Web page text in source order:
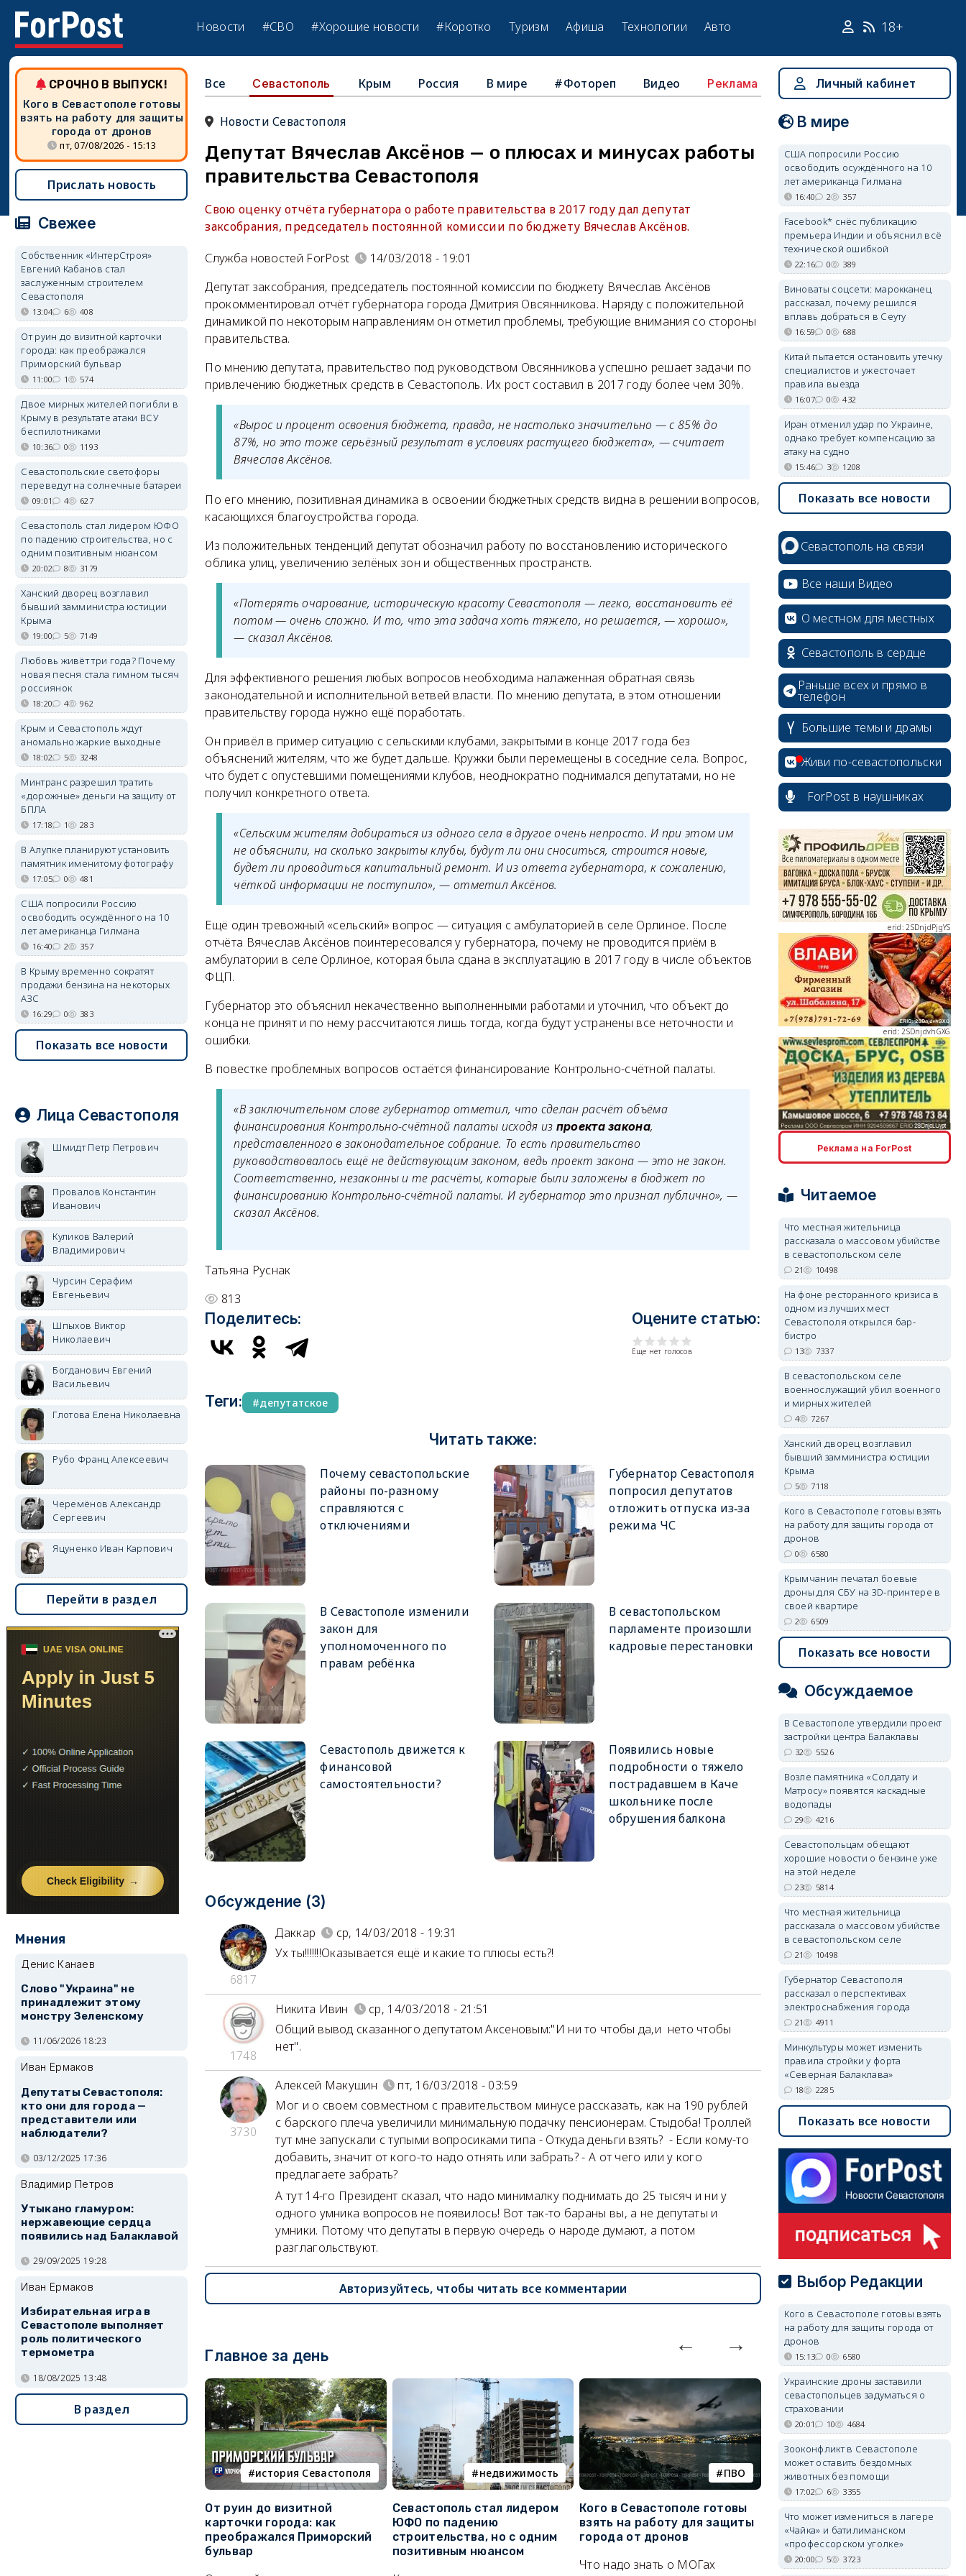
Новости #СВО #Хорошие новости #Коротко Туризм Афиша Технологии Авто 18+
Все Севастополь Крым Россия В мире #Фотореп Видео Реклама
Новости Севастополя
Депутат Вячеслав Аксёнов — о плюсах и минусах работы
правительства Севастополя
Свою оценку отчёта губернатора о работе правительства в 2017 году дал депутат
заксобрания, председатель постоянной комиссии по бюджету Вячеслав Аксёнов.
Служба новостей ForPost
14/03/2018 - 19:01
Депутат заксобрания, председатель постоянной комиссии по бюджету Вячеслав Аксёнов
прокомментировал отчёт губернатора города Дмитрия Овсянникова. Наряду с положительной
динамикой по некоторым направлениям он отметил проблемы, требующие внимания со стороны
правительства.
По мнению депутата, правительство под руководством Овсянникова успешно решает задачи по
привлечению бюджетных средств в Севастополь. Их рост составил в 2017 году более чем 30%.
«Вырос и процент освоения бюджета, правда, не настолько значительно — с 85% до
87%, но это тоже серьёзный результат в условиях растущего бюджета», — считает
Вячеслав Аксёнов.
По его мнению, позитивная динамика в освоении бюджетных средств видна в решении вопросов,
касающихся благоустройства города.
Из положительных тенденций депутат обозначил работу по восстановлению исторического
облика улиц, увеличению зелёных зон и общественных пространств.
«Потерять очарование, историческую красоту Севастополя — легко, восстановить её
потом — очень сложно. И то, что эта задача хоть тяжело, но решается, — хорошо»,
— сказал Аксёнов.
Для эффективного решения любых вопросов необходима налаженная обратная связь
законодательной и исполнительной ветвей власти. По мнению депутата, в этом отношении
правительству города нужно ещё поработать.
Он привёл в пример ситуацию с сельскими клубами, закрытыми в конце 2017 года без
объяснений жителям, что же будет дальше. Кружки были перемещены в соседние села. Вопрос,
что будет с опустевшими помещениями клубов, неоднократно поднимался депутатами, но не
получил конкретного ответа.
«Сельским жителям добираться из одного села в другое очень непросто. И при этом им
не объяснили, на сколько закрыты клубы, будут ли они сноситься, строится новые,
будет ли проводиться капитальный ремонт. И из ответа губернатора, к сожалению,
чёткой информации не поступило», — отметил Аксёнов.
Ещё один тревожный «сельский» вопрос — ситуация с амбулаторией в селе Орлиное. После
отчёта Вячеслав Аксёнов поинтересовался у губернатора, почему не проводится приём в
амбулатории в селе Орлиное, которая была сдана в эксплуатацию в 2017 году в числе объектов
ФЦП.
Губернатор это объяснил некачественно выполненными работами и уточнил, что объект до
конца не принят и по нему рассчитаются лишь тогда, когда будут устранены все неточности и
ошибки.
В повестке проблемных вопросов остаётся финансирование Контрольно-счётной палаты.
«В заключительном слове губернатор отметил, что сделан расчёт объёма
финансирования Контрольно-счётной палаты исходя из проекта закона,
представленного в законодательное собрание. То есть правительство
руководствовалось ещё не действующим законом, ведь проект закона — это не закон.
Соответственно, незаконны и те расчёты, которые были заложены в бюджет по
финансированию Контрольно-счётной палаты. И губернатор это признал публично», —
сказал Аксёнов.
Татьяна Руснак
813
Поделитесь: Оцените статью:
Еще нет голосов
Теги: депутатское
Читать также:
Почему севастопольские
районы по-разному
справляются с
отключениями
Губернатор Севастополя
попросил депутатов
отложить отпуска из‑за
режима ЧС
В Севастополе изменили
закон для
уполномоченного по
правам ребёнка
В севастопольском
парламенте произошли
кадровые перестановки
Севастополь движется к
финансовой
самостоятельности?
Появились новые
подробности о тяжело
пострадавшем в Каче
школьнике после
обрушения балкона
Обсуждение (3)
6817
Даккар
ср, 14/03/2018 - 19:31
Ух ты!!!!!!!Оказывается ещё и какие то плюсы есть?!
1748
Никита Ивин
ср, 14/03/2018 - 21:51
Общий вывод сказанного депутатом Аксеновым:"И ни то чтобы да,и нето чтобы
нет".
3730
Алексей Макушин
пт, 16/03/2018 - 03:59
Мог и о своем совместном с правительством минусе рассказать, как на 190 рублей
с барского плеча увеличили минимальную подачку пенсионерам. Стыдоба! Троллей
тут мне запускали с тупыми вопросиками типа - Откуда деньги взять? - Если кому-то
добавить, значит от кого-то надо отнять или забрать? - А от чего или у кого
предлагаете забрать?
А тут 14-го Президент сказал, что надо минималку поднимать до 25 тысяч и ни у
одного умника вопросов не появилось! Вот так-то бараны вы, а не депутаты и
умники. Потому что депутаты в первую очередь о народе думают, а потом
разглагольствуют.
Авторизуйтесь, чтобы читать все комментарии
Главное за день
история Севастополя
От руин до визитной
карточки города: как
преображался Приморский
бульвар
недвижимость
Севастополь стал лидером
ЮФО по падению
строительства, но с одним
позитивным нюансом
ПВО
Кого в Севастополе готовы
взять на работу для защиты
города от дронов
Что надо знать о МОГах
отдыхающих с пляжей Ялты
Людей эвакуируют с
набережной крымского
СРОЧНО В ВЫПУСК!
Кого в Севастополе готовы
взять на работу для защиты
города от дронов
пт, 07/08/2026 - 15:13
Прислать новость
Свежее
Собственник «ИнтерСтроя»
Евгений Кабанов стал
заслуженным строителем
Севастополя
13:04 6 408
От руин до визитной карточки
города: как преображался
Приморский бульвар
11:00 1 574
Двое мирных жителей погибли в
Крыму в результате атаки ВСУ
беспилотниками
10:36 0 1193
Севастопольские светофоры
переведут на солнечные батареи
09:01 4 627
Севастополь стал лидером ЮФО
по падению строительства, но с
одним позитивным нюансом
20:02 8 3179
Ханский дворец возглавил
бывший замминистра юстиции
Крыма
19:00 5 7149
Любовь живёт три года? Почему
новая песня стала гимном тысяч
россиянок
18:20 4 962
Крым и Севастополь ждут
аномально жаркие выходные
18:02 5 3248
Минтранс разрешил тратить
«дорожные» деньги на защиту от
БПЛА
17:18 1 283
В Алупке планируют установить
памятник именитому фотографу
17:05 0 481
США попросили Россию
освободить осуждённого на 10
лет американца Гилмана
16:40 2 357
В Крыму временно сократят
продажи бензина на некоторых
АЗС
16:29 0 383
Показать все новости
Лица Севастополя
Шмидт Петр Петрович
Провалов Константин
Иванович
Куликов Валерий
Владимирович
Чурсин Серафим
Евгеньевич
Шпыхов Виктор
Николаевич
Богданович Евгений
Васильевич
Глотова Елена Николаевна
Рубо Франц Алексеевич
Черемёнов Александр
Сергеевич
Яцуненко Иван Карпович
Перейти в раздел
Мнения
Денис Канаев
Слово "Украина" не
принадлежит этому
монстру Зеленскому
11/06/2026 18:23
Иван Ермаков
Депутаты Севастополя:
кто они для города —
представители или
наблюдатели?
03/12/2025 17:36
Владимир Петров
Утыкано гламуром:
нержавеющие сердца
появились над Балаклавой
29/09/2025 19:28
Иван Ермаков
Избирательная игра в
Севастополе выполняет
роль политического
термометра
18/08/2025 13:48
В раздел
Личный кабинет
В мире
США попросили Россию
освободить осуждённого на 10
лет американца Гилмана
16:40 2 357
Facebook* снёс публикацию
премьера Индии и объяснил всё
технической ошибкой
22:16 0 389
Виноваты соцсети: марокканец
рассказал, почему решился
вплавь добраться в Сеуту
16:59 0 688
Китай пытается остановить утечку
специалистов и ужесточает
правила выезда
16:07 0 432
Иран отменил удар по Украине,
однако требует компенсацию за
атаку на судно
15:46 3 1208
Показать все новости
Севастополь на связи
Все наши Видео
О местном для местных
Севастополь в сердце
Раньше всех и прямо в
телефон
Большие темы и драмы
Живи по-севастопольски
ForPost в наушниках
erid: 2SDnjdPjgYS
erid: 2SDnjdvhGXG
erid: 2SDnjcLUypt
erid: 2SDnjcrDNw6
erid: 2SDnjdvhGXG
Реклама на ForPost
Читаемое
Что местная жительница
рассказала о массовом убийстве
в севастопольском селе
21 10498
На фоне ресторанного кризиса в
одном из лучших мест
Севастополя открылся бар-
бистро
13 7337
В севастопольском селе
военнослужащий убил военного
и мирных жителей
4 7267
Ханский дворец возглавил
бывший замминистра юстиции
Крыма
5 7118
Кого в Севастополе готовы взять
на работу для защиты города от
дронов
0 6580
Крымчанин печатал боевые
дроны для СБУ на 3D-принтере в
своей квартире
2 6509
Показать все новости
Обсуждаемое
В Севастополе утвердили проект
застройки центра Балаклавы
32 5526
Возле памятника «Солдату и
Матросу» появятся каскадные
водопады
29 4216
Севастопольцам обещают
хорошие новости о бензине уже
на этой неделе
23 5814
Что местная жительница
рассказала о массовом убийстве
в севастопольском селе
21 10498
Губернатор Севастополя
рассказал о перспективах
электроснабжения города
21 4911
Минкультуры может изменить
правила стройки у форта
«Северная Балаклава»
18 2285
Показать все новости
Выбор Редакции
Кого в Севастополе готовы взять
на работу для защиты города от
дронов
15:13 0 6580
Украинские дроны заставили
севастопольцев задуматься о
страховании
20:01 10 4684
Зооконфликт в Севастополе
может оставить бездомных
животных без помощи
17:02 6 3355
Что может измениться в лагере
«Чайка» и батилиманском
«профессорском уголке»
20:00 5 3723